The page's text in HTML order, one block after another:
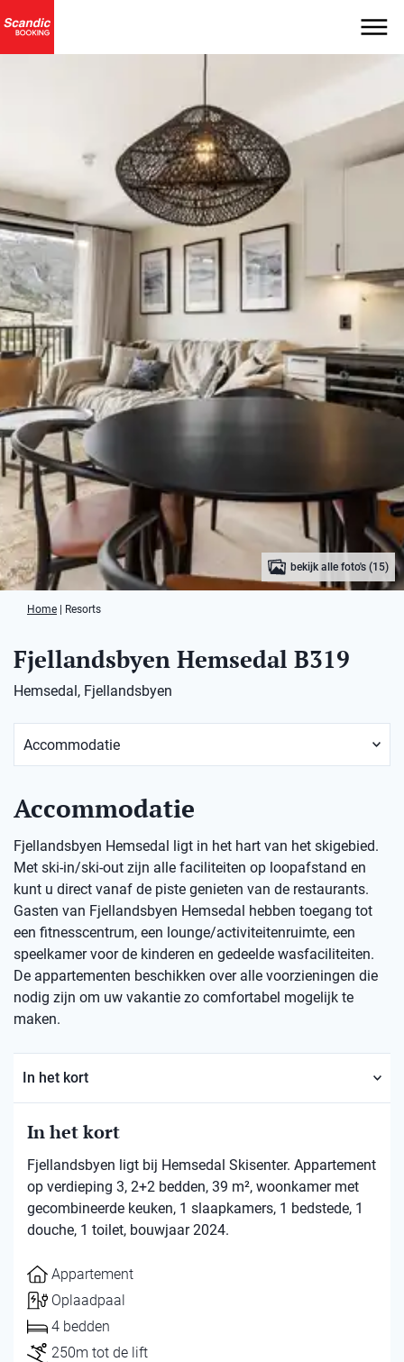
bekijk alle foto's (15)
Home Resorts
Fjellandsbyen Hemsedal B319
Hemsedal, Fjellandsbyen
Accommodatie
Fjellandsbyen Hemsedal ligt in het hart van het skigebied.
Met ski-in/ski-out zijn alle faciliteiten op loopafstand en
kunt u direct vanaf de piste genieten van de restaurants.
Gasten van Fjellandsbyen Hemsedal hebben toegang tot
een fitnesscentrum, een lounge/activiteitenruimte, een
speelkamer voor de kinderen en gedeelde wasfaciliteiten.
De appartementen beschikken over alle voorzieningen die
nodig zijn om uw vakantie zo comfortabel mogelijk te
maken.
In het kort
In het kort
Fjellandsbyen ligt bij Hemsedal Skisenter. Appartement
op verdieping 3, 2+2 bedden, 39 m², woonkamer met
gecombineerde keuken, 1 slaapkamers, 1 bedstede, 1
douche, 1 toilet, bouwjaar 2024.
Appartement
Oplaadpaal
4 bedden
250m tot de lift